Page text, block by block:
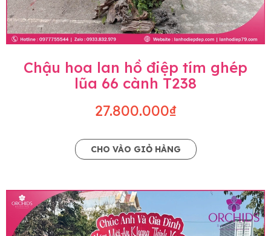
Chậu hoa lan hồ điệp tím ghép
lũa 66 cành T238
27.800.000₫
CHO VÀO GIỎ HÀNG